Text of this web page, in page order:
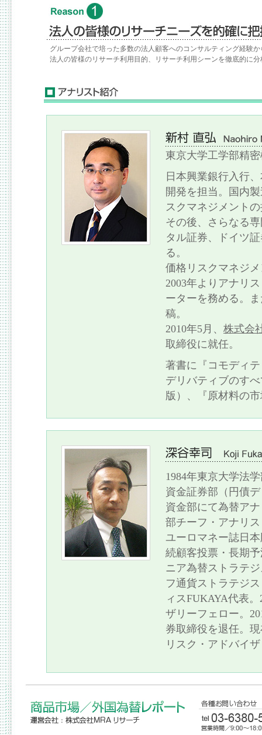
グループ会社で培った多数の法人顧客へのコンサルティング経験か
法人の皆様のリサーチ利用目的、リサーチ利用シーンを徹底的に分
東京大学工学部精
日本興業銀行入行
開発を担当。国内
スクマネジメント
その後、さらなる
タル証券、ドイツ
る。
価格リスクマネジ
2003年よりアナリ
ーターを務める。
稿。
2010年5月、 株式会
取締役に就任。
著書に『コモディ
デリバティブのす
版）、『原材料の
1984年東京大学法
資金証券部（円債
資金部にて為替ア
部チーフ・アナリ
ユーロマネー誌日
続顧客投票・長期
ニア為替ストラテ
フ通貨ストラテジ
ィスFUKAYA代表
ザリーフェロー。
券取締役を退任。
リスク・アドバイ